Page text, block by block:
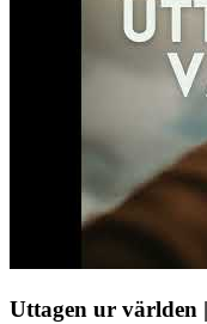
Uttagen ur världen